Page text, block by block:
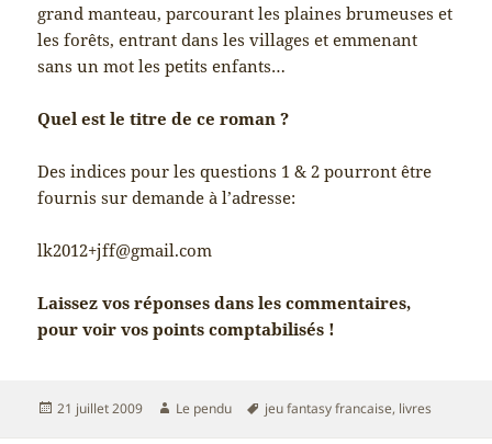
grand manteau, parcourant les plaines brumeuses et
les forêts, entrant dans les villages et emmenant
sans un mot les petits enfants…
Quel est le titre de ce roman ?
Des indices pour les questions 1 & 2 pourront être
fournis sur demande à l’adresse:
lk2012+jff@gmail.com
Laissez vos réponses dans les commentaires,
pour voir vos points comptabilisés !
Publié
21 juillet 2009 Auteur
Le pendu
Mots-
jeu fantasy francaise, livres